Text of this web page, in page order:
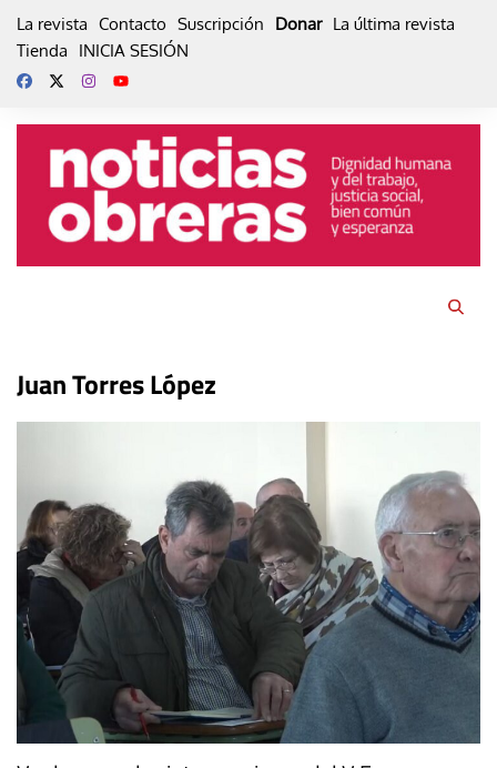
La revista Contacto Suscripción Donar La última revista
Tienda
INICIA SESIÓN
Juan Torres López